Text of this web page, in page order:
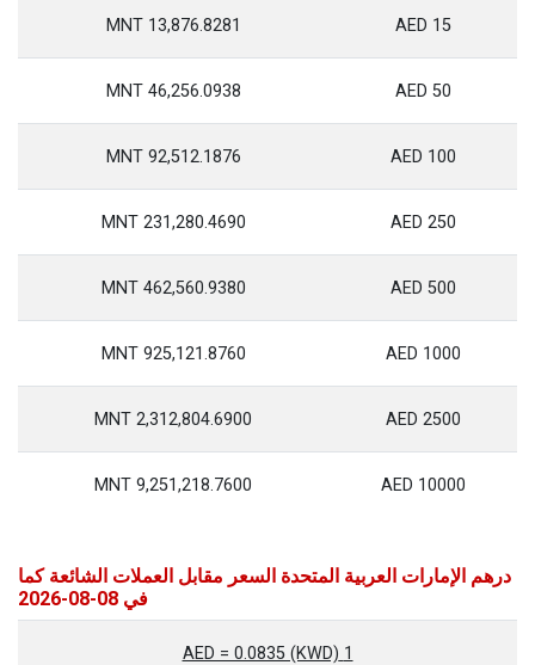
15 AED
13,876.8281 MNT
50 AED
46,256.0938 MNT
100 AED
92,512.1876 MNT
250 AED
231,280.4690 MNT
500 AED
462,560.9380 MNT
1000 AED
925,121.8760 MNT
2500 AED
2,312,804.6900 MNT
10000 AED
9,251,218.7600 MNT
درهم الإمارات العربية المتحدة السعر مقابل العملات الشائعة كما
في 08-08-2026
1 AED = 0.0835 (KWD)